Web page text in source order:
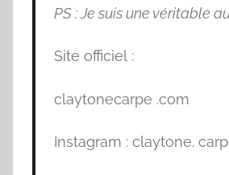
PS : Je suis une véritable
Site officiel :
claytonecarpe .com
Instagram : claytone.